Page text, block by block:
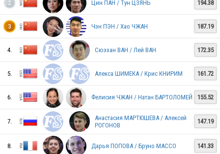
CHN
2 Цин ПАН / Тун ЦЗЯНЬ 194.38
3 Чэн ПЭН / Хао ЧЖАН 187.19
4. Сюэхан ВАН / Лей ВАН 172.35
5. Алекса ШИМЕКА / Крис КНИРИМ 161.72
6. Фелисия ЧЖАН / Натан БАРТОЛОМЕЙ 155.52
7.
Анастасия МАРТЮШЕВА / Алексей
РОГОНОВ
147.19
8. Дарья ПОПОВА / Бруно МАССО 141.33